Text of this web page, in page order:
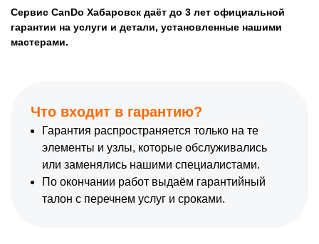
Сервис CanDo Хабаровск даёт до 3 лет официальной
гарантии на услуги и детали, установленные нашими
мастерами.
Что входит в гарантию?
Гарантия распространяется только на те
элементы и узлы, которые обслуживались
или заменялись нашими специалистами.
По окончании работ выдаём гарантийный
талон с перечнем услуг и сроками.